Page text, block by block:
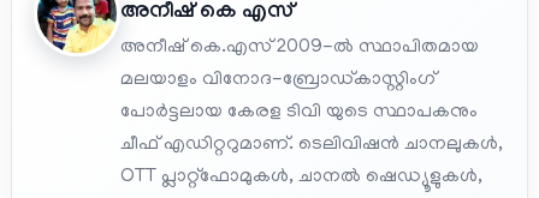
അനീഷ്‌ കെ എസ്
അനീഷ് കെ.എസ് 2009-ൽ സ്ഥാപിതമായ
മലയാളം വിനോദ-ബ്രോഡ്കാസ്റ്റിംഗ്
പോർട്ടലായ കേരള ടിവി യുടെ സ്ഥാപകനും
ചീഫ് എഡിറ്ററുമാണ്. ടെലിവിഷൻ ചാനലുകൾ,
OTT പ്ലാറ്റ്‌ഫോമുകൾ, ചാനൽ ഷെഡ്യൂളുകൾ,